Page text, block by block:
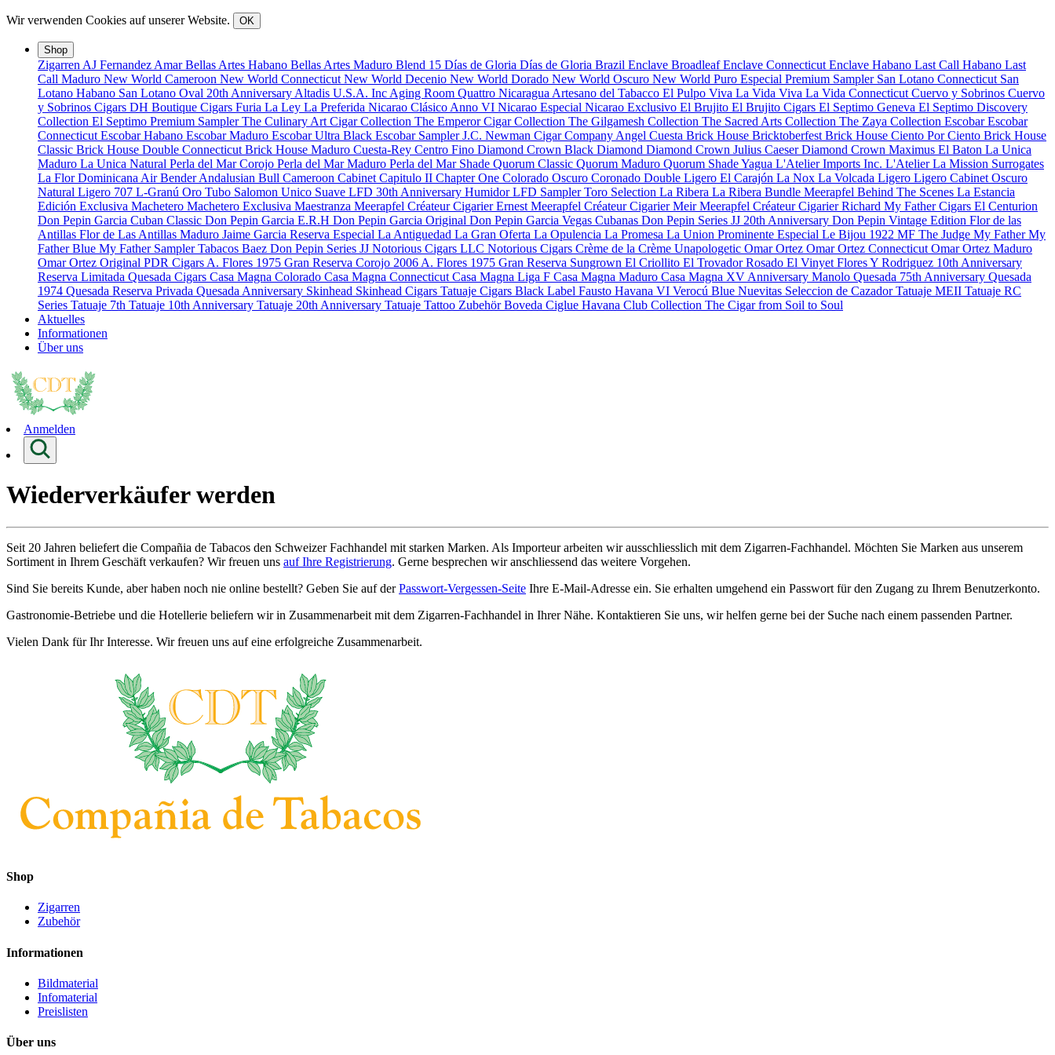
Wir verwenden Cookies auf unserer Website. OK
Shop
Zigarren AJ Fernandez AmarBellas Artes Habano Bellas Artes Maduro Blend 15 Días de Gloria Días de Gloria Brazil Enclave BroadleafEnclave Connecticut Enclave Habano Last Call Habano Last
Call Maduro New World Cameroon New World Connecticut New World Decenio New World Dorado New World Oscuro New World Puro Especial Premium Sampler San Lotano Connecticut San
Lotano Habano San Lotano Oval 20th Anniversary Altadis U.S.A. Inc Aging Room Quattro Nicaragua Artesano del Tabacco El Pulpo Viva La Vida Viva La Vida Connecticut Cuervo y Sobrinos Cuervo
y Sobrinos Cigars DH Boutique Cigars Furia La Ley La Preferida Nicarao Clásico Anno VI Nicarao Especial Nicarao Exclusivo El Brujito El Brujito Cigars El Septimo Geneva El Septimo Discovery
Collection El Septimo Premium SamplerThe Culinary Art Cigar Collection The Emperor Cigar Collection The Gilgamesh Collection The Sacred Arts Collection The Zaya Collection EscobarEscobar
Connecticut Escobar Habano Escobar Maduro Escobar Ultra Black Escobar SamplerJ.C. Newman Cigar Company Angel Cuesta Brick House Bricktoberfest Brick House Ciento Por Ciento Brick House
Classic Brick House Double Connecticut Brick House Maduro Cuesta-Rey Centro Fino Diamond Crown Black Diamond Diamond Crown Julius CaeserDiamond Crown Maximus El Baton La Unica
Maduro La Unica Natural Perla del Mar Corojo Perla del Mar Maduro Perla del Mar Shade Quorum Classic Quorum Maduro Quorum ShadeYagua L'Atelier Imports Inc. L'AtelierLa Mission Surrogates
La Flor Dominicana Air BenderAndalusian Bull Cameroon Cabinet Capitulo II Chapter One Colorado Oscuro Coronado Double Ligero El Carajón La Nox La Volcada Ligero Ligero Cabinet Oscuro
Natural Ligero 707 L-Granú Oro Tubo Salomon Unico Suave LFD 30th Anniversary HumidorLFD Sampler Toro Selection La Ribera La Ribera Bundle Meerapfel Behind The Scenes La Estancia
Edición Exclusiva Machetero Machetero Exclusiva Maestranza Meerapfel Créateur Cigarier Ernest Meerapfel Créateur Cigarier MeirMeerapfel Créateur Cigarier Richard My Father Cigars El Centurion
Don Pepin Garcia Cuban Classic Don Pepin Garcia E.R.H Don Pepin Garcia Original Don Pepin Garcia Vegas Cubanas Don Pepin Series JJ 20th Anniversary Don Pepin Vintage Edition Flor de las
Antillas Flor de Las Antillas Maduro Jaime Garcia Reserva Especial La Antiguedad La Gran Oferta La Opulencia La Promesa La Union Prominente Especial Le Bijou 1922 MF The Judge My FatherMy
Father Blue My Father SamplerTabacos Baez Don Pepin Series JJ Notorious Cigars LLC Notorious Cigars Crème de la Crème Unapologetic Omar Ortez Omar Ortez Connecticut Omar Ortez Maduro
Omar Ortez Original PDR Cigars A. Flores 1975 Gran Reserva Corojo 2006 A. Flores 1975 Gran Reserva Sungrown El Criollito El Trovador Rosado El Vinyet Flores Y Rodriguez 10th Anniversary
Reserva Limitada Quesada Cigars Casa Magna Colorado Casa Magna Connecticut Casa Magna Liga F Casa Magna Maduro Casa Magna XV Anniversary Manolo Quesada 75th Anniversary Quesada
1974 Quesada Reserva Privada Quesada Anniversary Skinhead Skinhead Cigars Tatuaje Cigars Black Label Fausto Havana VI Verocú Blue Nuevitas Seleccion de CazadorTatuaje MEII Tatuaje RC
Series Tatuaje 7th Tatuaje 10th Anniversary Tatuaje 20th Anniversary Tatuaje Tattoo ZubehörBoveda Ciglue Havana Club Collection The Cigar from Soil to Soul
Aktuelles
Informationen
Über uns
Anmelden
Wiederverkäufer werden
Seit 20 Jahren beliefert die Compañia de Tabacos den Schweizer Fachhandel mit starken Marken. Als Importeur arbeiten wir ausschliesslich mit dem Zigarren-Fachhandel. Möchten Sie Marken aus unserem
Sortiment in Ihrem Geschäft verkaufen? Wir freuen uns auf Ihre Registrierung. Gerne besprechen wir anschliessend das weitere Vorgehen.
Sind Sie bereits Kunde, aber haben noch nie online bestellt? Geben Sie auf derPasswort-Vergessen-Seite Ihre E-Mail-Adresse ein. Sie erhalten umgehend ein Passwort für den Zugang zu Ihrem Benutzerkonto.
Gastronomie-Betriebe und die Hotellerie beliefern wir in Zusammenarbeit mit dem Zigarren-Fachhandel in Ihrer Nähe. Kontaktieren Sie uns, wir helfen gerne bei der Suche nach einem passenden Partner.
Vielen Dank für Ihr Interesse. Wir freuen uns auf eine erfolgreiche Zusammenarbeit.
Shop
Zigarren
Zubehör
Informationen
Bildmaterial
Infomaterial
Preislisten
Über uns